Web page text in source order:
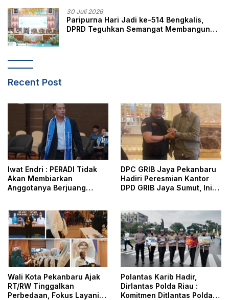
30 Juli 2026
Paripurna Hari Jadi ke-514 Bengkalis,
DPRD Teguhkan Semangat Membangun
Recent Post
Iwat Endri : PERADI Tidak
Akan Membiarkan
Anggotanya Berjuang
Penegak Hukum
DPC GRIB Jaya Pekanbaru
Hadiri Peresmian Kantor
DPD GRIB Jaya Sumut, Ini
Wali Kota Pekanbaru Ajak
RT/RW Tinggalkan
Perbedaan, Fokus Layani
Polantas Karib Hadir,
Dirlantas Polda Riau :
Komitmen Ditlantas Polda